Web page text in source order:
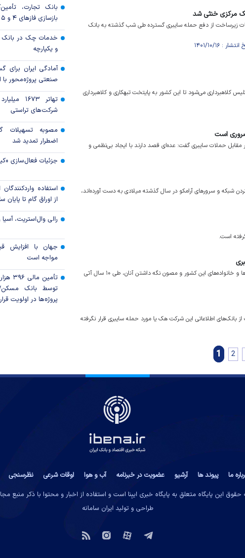
مرکزی خنثی شد
زیرساخت از دفع حمله سایبری گسترده طی شب گذشته به بانک
داد که سالانه ۳ میلیارد پوند در انگلیس کلاهبرداری می‌شود تا این کشور به پایتخت تبهکاری و کلاهبرداری
است
حملات سایبری گفت: عده‌ای قصد دارند با ایجاد بی‌نظمی و
شبکه و سرورهای آرامکو در سال گذشته میلادی به دست آورده‌اند،
است.
بدنبال افزایش حملات سایبری، استرالیا با هدف حفاظت از شرکت‌ها و خانواده‌های این کشور و مصون نگه داشتن آنان، طی ۱۰ سال آتی
بانک‌های اطلاعاتی این شرکت هک یا مورد حمله سایبری قرار نگرفته
1 2
بانک تجارت،
بازسازی فاز‌های ۴ و ۵ پارس جنوبی
خدمات چک در بانک
و یکپارچه
آمادگی ایران
صنعتی پروژه‌محور
تهاتر
شرکت‌های تراستی
مصوبه تسهیلات
اضطرار تمدید شد
جزئیات فعال‌سازی
استفاده
از اوراق گام تا پایان سال ۱۴۰۵
رالی وال‌استریت، آسیا
جهان با افزایش
مواجه است
توسط بانک
پروژه‌ها در اولویت
ما پیوند ها آرشیو عضویت در خبرنامه آب و هوا اوقات شرعی نظرسنجی
حقوق این پایگاه متعلق به پایگاه خبری ایبِنا است و استفاده از اخبار و محتوا با ذکر منبع
طراحی و تولید ایران سامانه